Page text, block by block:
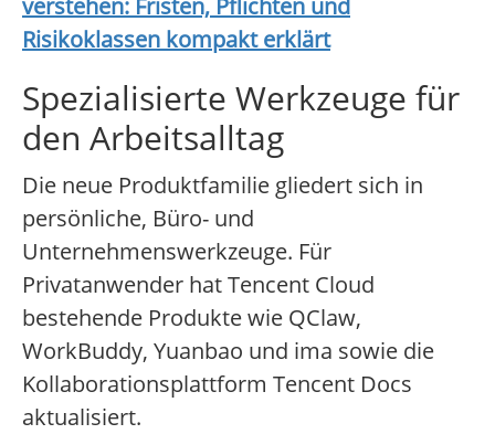
verstehen: Fristen, Pflichten und
Risikoklassen kompakt erklärt
Spezialisierte Werkzeuge für
den Arbeitsalltag
Die neue Produktfamilie gliedert sich in
persönliche, Büro- und
Unternehmenswerkzeuge. Für
Privatanwender hat Tencent Cloud
bestehende Produkte wie QClaw,
WorkBuddy, Yuanbao und ima sowie die
Kollaborationsplattform Tencent Docs
aktualisiert.